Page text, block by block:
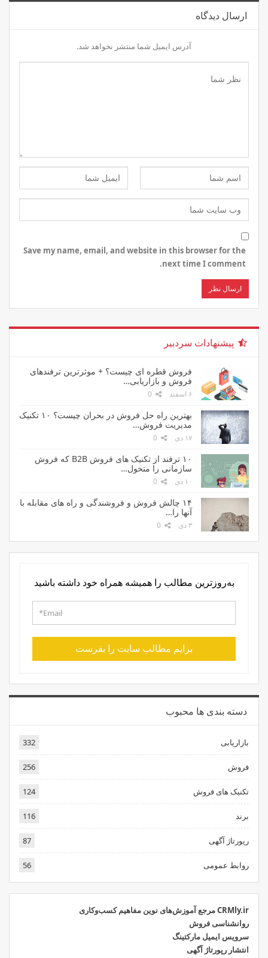
ارسال دیدگاه
آدرس ایمیل شما منتشر نخواهد شد.
Save my name, email, and website in this browser for the
next time I comment.
پیشنهادات سردبیر
فروش قطره ای چیست؟ + موثرترین ترفندهای
فروش و بازاریابی…
۶ اسفند
بهترین راه حل فروش در بحران چیست؟ ۱۰ تکنیک
مدیریت فروش…
۱۷ دی
۱۰ ترفند از تکنیک های فروش B2B که فروش
سازمانی را متحول…
۱۰ دی
۱۴ چالش فروش و فروشندگی و راه های مقابله با
آنها را…
۳ دی
به‌روزترین مطالب را همیشه همراه خود داشته باشید
برایم مطالب سایت را بفرست
دسته بندی ها محبوب
بازاریابی 332
فروش 256
تکنیک های فروش 124
برند 116
رپورتاژ آگهی 87
روابط عمومی 56
CRMly.ir مرجع آموزش‌های نوین مفاهیم کسب‌وکاری
روانشناسی فروش
سرویس ایمیل مارکتینگ
انتشار رپورتاژ آگهی